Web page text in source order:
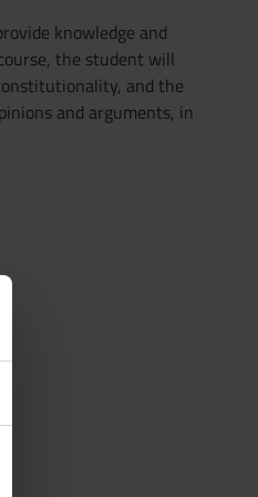
knowledge and
the student will
and the
and arguments, in